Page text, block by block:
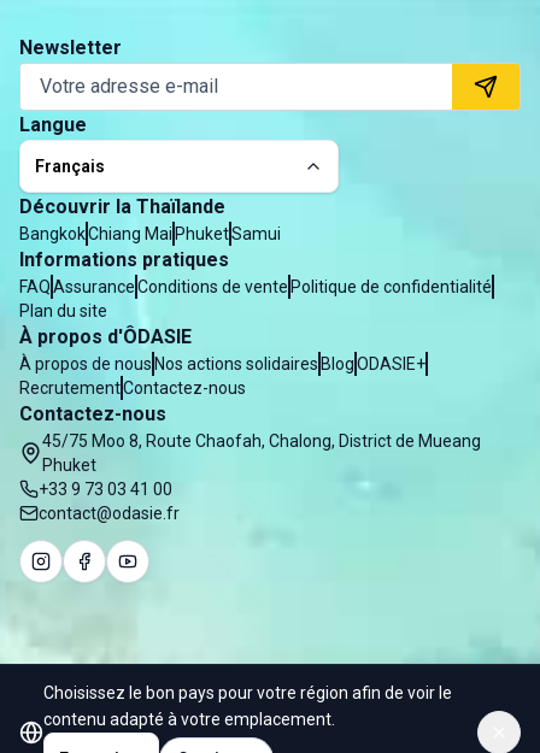
Newsletter
Langue
Français
Découvrir la Thaïlande
BangkokChiang Mai PhuketSamui
Informations pratiques
FAQAssuranceConditions de vente Politique de confidentialité
Plan du site
À propos d'ÔDASIE
À propos de nous Nos actions solidaires BlogODASIE+
RecrutementContactez-nous
Contactez-nous
45/75 Moo 8, Route Chaofah, Chalong, District de Mueang
Phuket
+33 9 73 03 41 00
contact@odasie.fr
© 2025 Odasie - Water of Asia Co. Ltd
Choisissez le bon pays pour votre région afin de voir le
contenu adapté à votre emplacement.